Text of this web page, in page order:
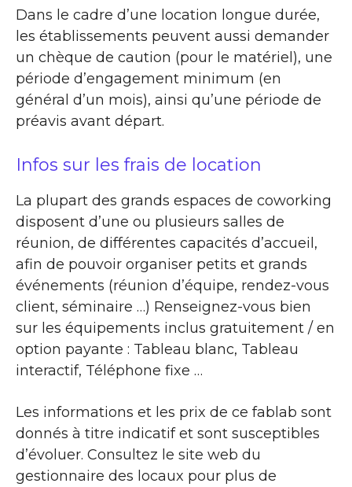
Dans le cadre d’une location longue durée,
les établissements peuvent aussi demander
un chèque de caution (pour le matériel), une
période d’engagement minimum (en
général d’un mois), ainsi qu’une période de
préavis avant départ.
Infos sur les frais de location
La plupart des grands espaces de coworking
disposent d’une ou plusieurs salles de
réunion, de différentes capacités d’accueil,
afin de pouvoir organiser petits et grands
événements (réunion d’équipe, rendez-vous
client, séminaire …) Renseignez-vous bien
sur les équipements inclus gratuitement / en
option payante : Tableau blanc, Tableau
interactif, Téléphone fixe …
Les informations et les prix de ce fablab sont
donnés à titre indicatif et sont susceptibles
d’évoluer. Consultez le site web du
gestionnaire des locaux pour plus de